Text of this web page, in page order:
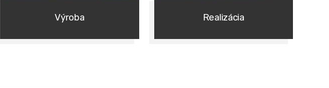
Výroba Realizácia